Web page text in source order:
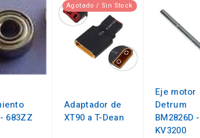
683ZZ
Agotado / Sin Stock
Adaptador de
XT90 a T-Dean
Eje motor
Detrum
BM2826D -
KV3200